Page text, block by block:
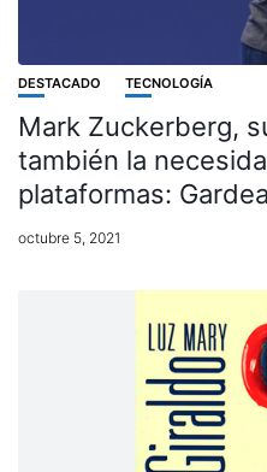
DESTACADO TECNOLOGÍA
Mark Zuckerberg,
también la
plataformas:
octubre 5, 2021